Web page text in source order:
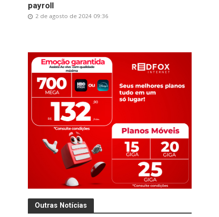
payroll
2 de agosto de 2024 09:36
Outras Notícias